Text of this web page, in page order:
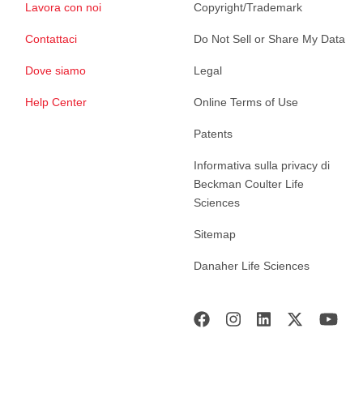
Lavora con noi
Contattaci
Dove siamo
Help Center
Copyright/Trademark
Do Not Sell or Share My Data
Legal
Online Terms of Use
Patents
Informativa sulla privacy di
Beckman Coulter Life
Sciences
Sitemap
Danaher Life Sciences